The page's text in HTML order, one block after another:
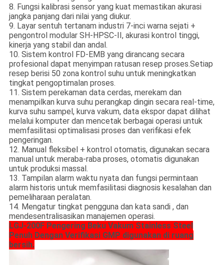
8. Fungsi kalibrasi sensor yang kuat memastikan akurasi
jangka panjang dari nilai yang diukur.
9. Layar sentuh tertanam industri 7-inci warna sejati +
pengontrol modular SH-HPSC-II, akurasi kontrol tinggi,
kinerja yang stabil dan andal.
10. Sistem kontrol FD-EMB yang dirancang secara
profesional dapat menyimpan ratusan resep proses.Setiap
resep berisi 50 zona kontrol suhu untuk meningkatkan
tingkat pengoptimalan proses.
11. Sistem perekaman data cerdas, merekam dan
menampilkan kurva suhu perangkap dingin secara real-time,
kurva suhu sampel, kurva vakum, data ekspor dapat dilihat
melalui komputer dan mencetak berbagai operasi untuk
memfasilitasi optimalisasi proses dan verifikasi efek
pengeringan.
12. Manual fleksibel + kontrol otomatis, digunakan secara
manual untuk meraba-raba proses, otomatis digunakan
untuk produksi massal.
13. Tampilan alarm waktu nyata dan fungsi permintaan
alarm historis untuk memfasilitasi diagnosis kesalahan dan
pemeliharaan peralatan.
14. Mengatur tingkat pengguna dan kata sandi , dan
mendesentralisasikan manajemen operasi.
LGJ-200F Pengering Beku Vakum Stainless Steel
Penuh Dengan Verifikasi GMP digunakan di ruang
bersih.